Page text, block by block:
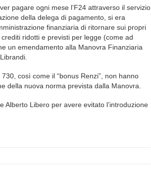
pagare ogni mese l’F24 attraverso il servizio
della delega di pagamento, si era
finanziaria di ritornare sui propri
ridotti e previsti per legge (come ad
un emendamento alla Manovra Finanziaria
così come il “bonus Renzi”, non hanno
della nuova norma prevista dalla Manovra.
Alberto Libero per avere evitato l’introduzione